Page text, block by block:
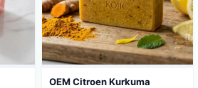
OEM Citroen Kurkuma